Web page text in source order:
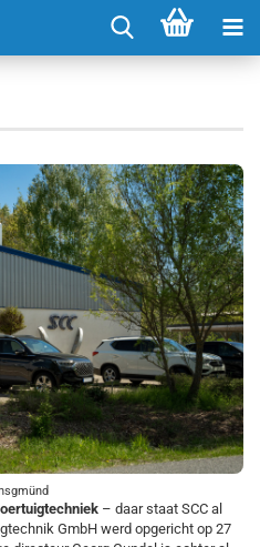
– daar staat SCC al
GmbH werd opgericht op 27